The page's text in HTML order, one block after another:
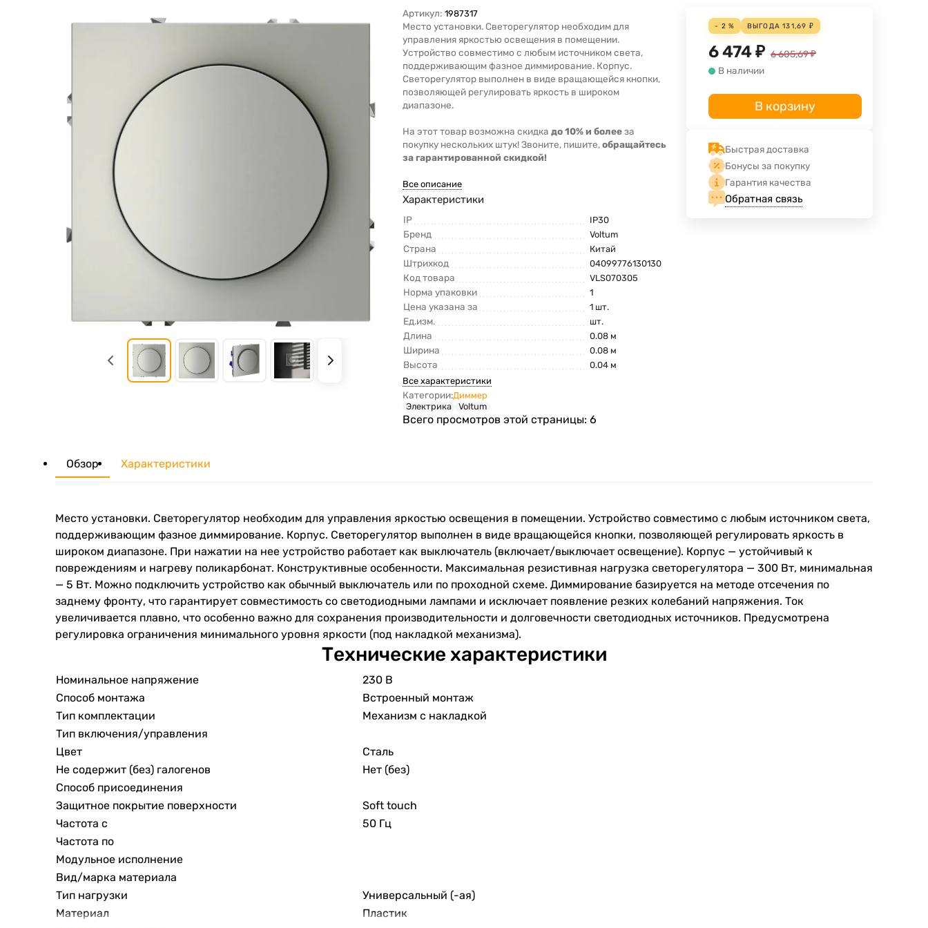
Артикул: 1987317
Место установки. Светорегулятор необходим для
управления яркостью освещения в помещении.
Устройство совместимо с любым источником света,
поддерживающим фазное диммирование. Корпус.
Светорегулятор выполнен в виде вращающейся кнопки,
позволяющей регулировать яркость в широком
диапазоне.
На этот товар возможна скидкадо 10% и болееза
покупку нескольких штук! Звоните, пишите,обращайтесь
за гарантированной скидкой!
Все описание
Характеристики
IP IP30
Бренд Voltum
Страна Китай
Штрихкод 04099776130130
Код товара VLS070305
Норма упаковки 1
Цена указана за 1 шт.
Ед.изм. шт.
Длина 0.08 м
Ширина 0.08 м
Высота
0.04 м
Все характеристики
Категории:Диммер
Электрика
Voltum
Всего просмотров этой страницы:6
- 2 % ВЫГОДА131,69 ₽
6 474₽ 6 605,69₽
В наличии
В корзину
Быстрая доставка
Бонусы за покупку
Гарантия качества
Обратная связь
Обзор Характеристики
Место установки. Светорегулятор необходим для управления яркостью освещения в помещении. Устройство совместимо с любым источником света,
поддерживающим фазное диммирование. Корпус. Светорегулятор выполнен в виде вращающейся кнопки, позволяющей регулировать яркость в
широком диапазоне. При нажатии на нее устройство работает как выключатель (включает/выключает освещение). Корпус — устойчивый к
повреждениям и нагреву поликарбонат. Конструктивные особенности. Максимальная резистивная нагрузка светорегулятора — 300 Вт, минимальная
— 5 Вт. Можно подключить устройство как обычный выключатель или по проходной схеме. Диммирование базируется на методе отсечения по
заднему фронту, что гарантирует совместимость со светодиодными лампами и исключает появление резких колебаний напряжения. Ток
увеличивается плавно, что особенно важно для сохранения производительности и долговечности светодиодных источников. Предусмотрена
регулировка ограничения минимального уровня яркости (под накладкой механизма).
Технические характеристики
Номинальное напряжение
230 В
Способ монтажа
Встроенный монтаж
Тип комплектации
Механизм с накладкой
Тип включения/управления
Цвет
Сталь
Не содержит (без) галогенов
Нет (без)
Способ присоединения
Защитное покрытие поверхности
Soft touch
Частота с
50 Гц
Частота по
Модульное исполнение
Вид/марка материала
Тип нагрузки
Универсальный (-ая)
Материал
Пластик